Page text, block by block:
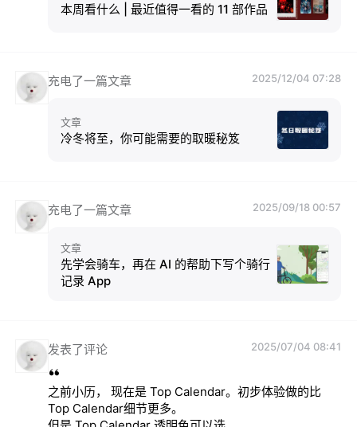
本周看什么 | 最近值得一看的 11 部作品
充电了一篇文章 2025/12/04 07:28
文章
冷冬将至，你可能需要的取暖秘笈
充电了一篇文章 2025/09/18 00:57
文章
先学会骑车，再在 AI 的帮助下写个骑行
记录 App
发表了评论 2025/07/04 08:41
之前小历， 现在是 Top Calendar。初步体验做的比
Top Calendar细节更多。